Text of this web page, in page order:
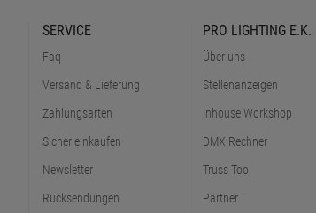
SERVICE
Faq
Versand & Lieferung
Zahlungsarten
Sicher einkaufen
Newsletter
Rücksendungen
PRO LIGHTING E.K.
Über uns
Stellenanzeigen
Inhouse Workshop
DMX Rechner
Truss Tool
Partner